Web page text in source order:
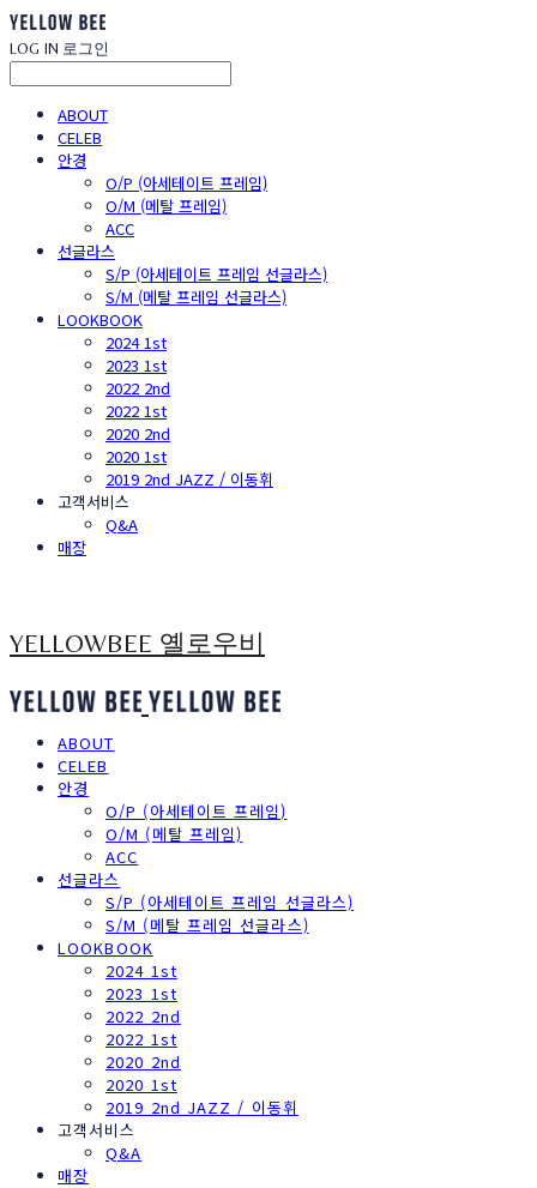
LOG IN 로그인
ABOUT
CELEB
안경
O/P (아세테이트 프레임)
O/M (메탈 프레임)
ACC
선글라스
S/P (아세테이트 프레임 선글라스)
S/M (메탈 프레임 선글라스)
LOOKBOOK
2024 1st
2023 1st
2022 2nd
2022 1st
2020 2nd
2020 1st
2019 2nd JAZZ / 이동휘
고객서비스
Q&A
매장
YELLOWBEE 옐로우비
ABOUT
CELEB
안경
O/P (아세테이트 프레임)
O/M (메탈 프레임)
ACC
선글라스
S/P (아세테이트 프레임 선글라스)
S/M (메탈 프레임 선글라스)
LOOKBOOK
2024 1st
2023 1st
2022 2nd
2022 1st
2020 2nd
2020 1st
2019 2nd JAZZ / 이동휘
고객서비스
Q&A
매장